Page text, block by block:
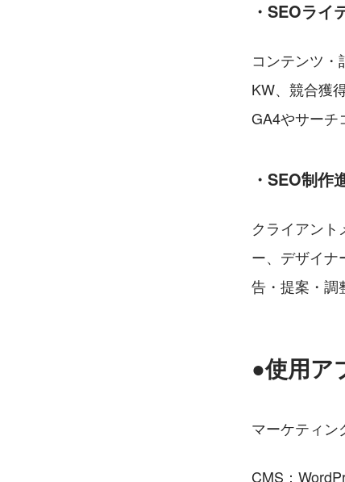
・SEOライ
コンテンツ
KW、競合獲
GA4やサーチ
・SEO制作
クライアン
ー、デザイナ
告・提案・調
●使用ア
マーケティン
CMS：